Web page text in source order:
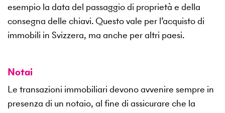
esempio la data del passaggio di proprietà e della
consegna delle chiavi. Questo vale per l’acquisto di
immobili in Svizzera, ma anche per altri paesi.
Notai
Le transazioni immobiliari devono avvenire sempre in
presenza di un notaio, al fine di assicurare che la